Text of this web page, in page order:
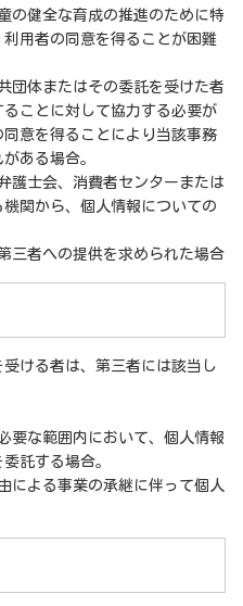
の健全な育成の推進のために特
用者の同意を得ることが困難
団体またはその委託を受けた者
ことに対して協力する必要が
意を得ることにより当該事務
ある場合。
護士会、消費者センターまたは
関から、個人情報についての
三者への提供を求められた場合
ける者は、第三者には該当し
要な範囲内において、個人情報
託する場合。
による事業の承継に伴って個人